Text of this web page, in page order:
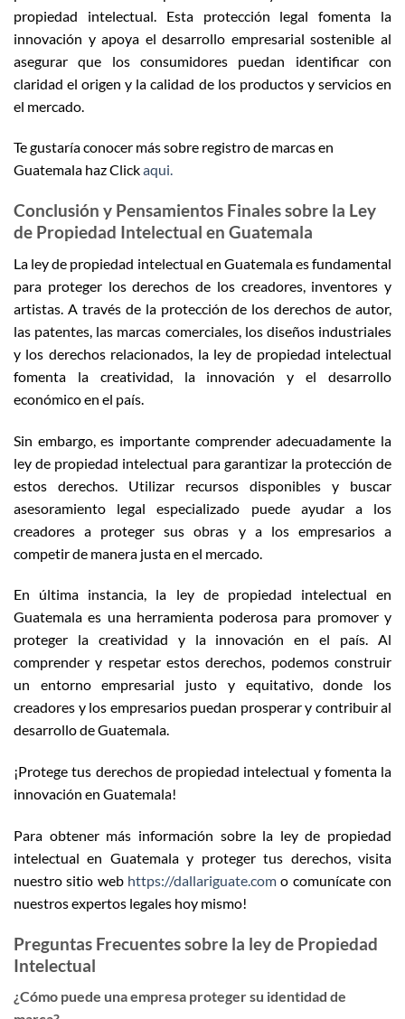
propiedad intelectual. Esta protección legal fomenta la
innovación y apoya el desarrollo empresarial sostenible al
asegurar que los consumidores puedan identificar con
claridad el origen y la calidad de los productos y servicios en
el mercado.
Te gustaría conocer más sobre registro de marcas en
Guatemala haz Clickaqui.
Conclusión y Pensamientos Finales sobre la Ley
de Propiedad Intelectual en Guatemala
La ley de propiedad intelectual en Guatemala es fundamental
para proteger los derechos de los creadores, inventores y
artistas. A través de la protección de los derechos de autor,
las patentes, las marcas comerciales, los diseños industriales
y los derechos relacionados, la ley de propiedad intelectual
fomenta la creatividad, la innovación y el desarrollo
económico en el país.
Sin embargo, es importante comprender adecuadamente la
ley de propiedad intelectual para garantizar la protección de
estos derechos. Utilizar recursos disponibles y buscar
asesoramiento legal especializado puede ayudar a los
creadores a proteger sus obras y a los empresarios a
competir de manera justa en el mercado.
En última instancia, la ley de propiedad intelectual en
Guatemala es una herramienta poderosa para promover y
proteger la creatividad y la innovación en el país. Al
comprender y respetar estos derechos, podemos construir
un entorno empresarial justo y equitativo, donde los
creadores y los empresarios puedan prosperar y contribuir al
desarrollo de Guatemala.
¡Protege tus derechos de propiedad intelectual y fomenta la
innovación en Guatemala!
Para obtener más información sobre la ley de propiedad
intelectual en Guatemala y proteger tus derechos, visita
nuestro sitio web https://dallariguate.com o comunícate con
nuestros expertos legales hoy mismo!
Preguntas Frecuentes sobre la ley de Propiedad
Intelectual
¿Cómo puede una empresa proteger su identidad de